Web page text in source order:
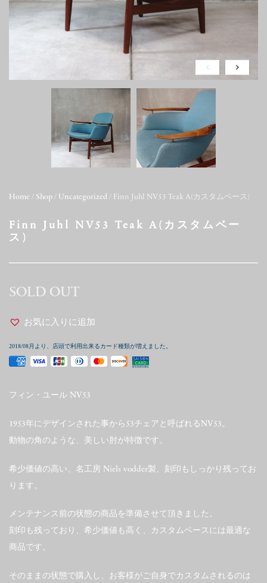
Home / Shop / Uncategorized / Finn Juhl NV53 Teak A(カスタムベース)
Finn Juhl NV53 Teak A(カスタムベー
ス)
SOLD OUT
お気に入りに追加
2018/08月より、店頭で利用出来るカード種類が増えました。
フィン・ユール NV53
1953年にデザインされた事から53チェアと呼ばれるNV53。
動物の角のような、美しい肘が特徴です。
希少価値の高い、名工房 Niels vodder製、刻印もしっかり残ってお
ります。
メンテナンス前の状態の商品を準備させて頂きました。
刻印も残っており、希少価値も高く、カスタムベースには最適な
商品です。
そのままの状態で購入し、お客様がご自身でカスタムされるのは